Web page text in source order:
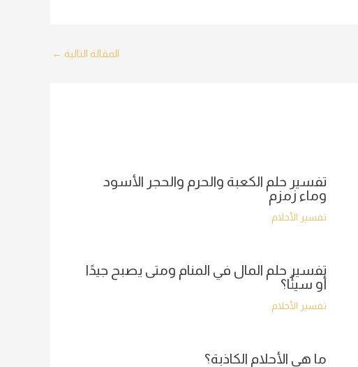
المقالة التالية ←
تفسير حلم الكعبة والحرم والحجر الأسود
وماء زمزم
تفسير الأحلام
تفسير حلم المال في المنام ومتى يصبح جيدًا
أو سيئًا؟
تفسير الأحلام
ما هي الأحلام الكاذبة؟